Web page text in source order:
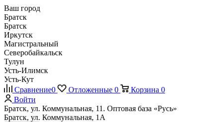
Ваш город
Братск
Братск
Иркутск
Магистральный
Северобайкальск
Тулун
Усть-Илимск
Усть-Кут
Сравнение0 Отложенные 0 Корзина 0
Войти
Братск, ул. Коммунальная, 11. Оптовая база «Русь»
Братск, ул. Коммунальная, 1А